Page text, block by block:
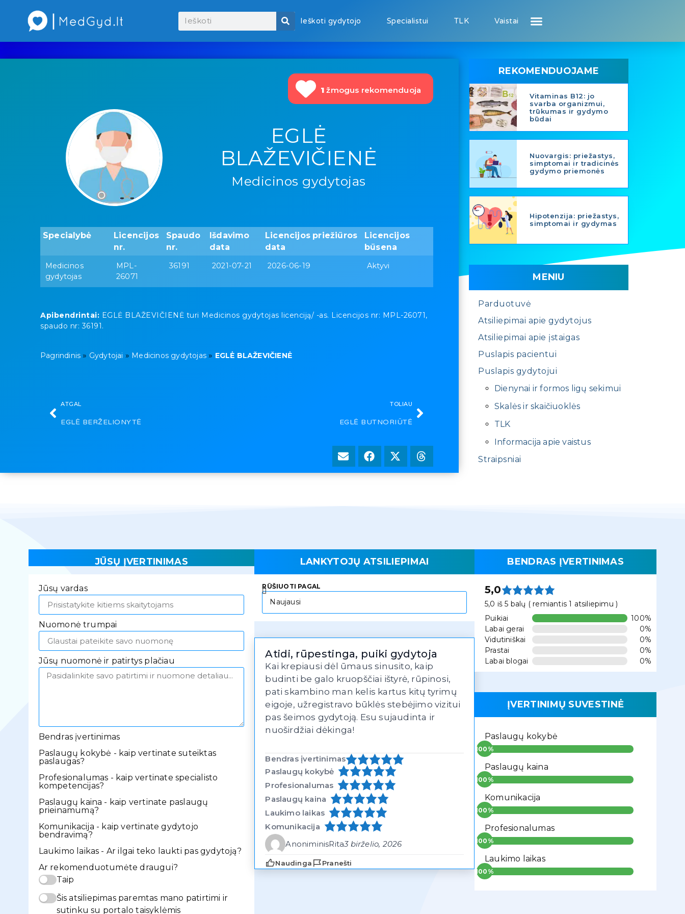
Ieškoti gydytojo Specialistui TLK Vaistai
1 žmogus rekomenduoja
EGLĖ
BLAŽEVIČIENĖ
Medicinos gydytojas
Specialybė
Licencijos
nr.
Spaudo
nr.
Išdavimo
data
Licencijos priežiūros
data
Licencijos
būsena
Medicinos
gydytojas
MPL-
26071
36191 2021-07-21 2026-06-19 Aktyvi
Apibendrintai: EGLĖ BLAŽEVIČIENĖ turi Medicinos gydytojas licenciją/ -as. Licencijos nr: MPL-26071,
spaudo nr: 36191.
Pagrindinis » Gydytojai » Medicinos gydytojas » EGLĖ BLAŽEVIČIENĖ
ATGAL
EGLĖ BERŽELIONYTĖ
TOLIAU
EGLĖ BUTNORIŪTĖ
REKOMENDUOJAME
Vitaminas B12: jo
svarba organizmui,
trūkumas ir gydymo
būdai
Nuovargis: priežastys,
simptomai ir tradicinės
gydymo priemonės
Hipotenzija: priežastys,
simptomai ir gydymas
MENIU
Parduotuvė
Atsiliepimai apie gydytojus
Atsiliepimai apie įstaigas
Puslapis pacientui
Puslapis gydytojui
Dienynai ir formos ligų sekimui
Skalės ir skaičiuoklės
TLK
Informacija apie vaistus
Straipsniai
JŪSŲ ĮVERTINIMAS
Jūsų vardas
Nuomonė trumpai
Jūsų nuomonė ir patirtys plačiau
Bendras įvertinimas
Paslaugų kokybė - kaip vertinate suteiktas
paslaugas?
Profesionalumas - kaip vertinate specialisto
kompetencijas?
Paslaugų kaina - kaip vertinate paslaugų
prieinamumą?
Komunikacija - kaip vertinate gydytojo
bendravimą?
Laukimo laikas - Ar ilgai teko laukti pas gydytoją?
Ar rekomenduotumėte draugui?
Taip
Šis atsiliepimas paremtas mano patirtimi ir
sutinku su portalo taisyklėmis
LANKYTOJŲ ATSILIEPIMAI
RŪŠIUOTI PAGAL
Atidi, rūpestinga, puiki gydytoja
Kai krepiausi dėl ūmaus sinusito, kaip
budinti be galo kruopščiai ištyrė, rūpinosi,
pati skambino man kelis kartus kitų tyrimų
eigoje, užregistravo būklės stebėjimo vizitui
pas šeimos gydytoją. Esu sujaudinta ir
nuoširdžiai dėkinga!
Bendras įvertinimas
Paslaugų kokybė
Profesionalumas
Paslaugų kaina
Laukimo laikas
Komunikacija
AnoniminisRita3 birželio, 2026
Naudinga Pranešti
BENDRAS ĮVERTINIMAS
5,0
5,0 iš 5 balų ( remiantis 1 atsiliepimu )
Puikiai
100%
Labai gerai
0%
Vidutiniškai
0%
Prastai
0%
Labai blogai
0%
ĮVERTINIMŲ SUVESTINĖ
Paslaugų kokybė
Paslaugų kaina
Komunikacija
Profesionalumas
Laukimo laikas